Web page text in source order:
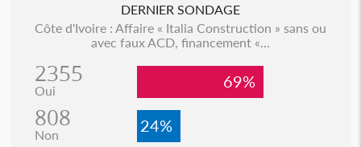
DERNIER SONDAGE
Côte d'Ivoire : Affaire « Italia Construction » sans ou
avec faux ACD, financement «...
2355
Oui 69%
808
Non 24%